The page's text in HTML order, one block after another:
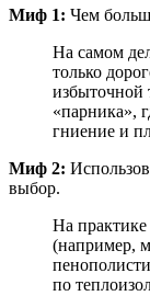
Миф 1: Чем
На самом
только
избыточной
«парника»,
гниение и
Миф 2:
выбор.
На
(например,
по